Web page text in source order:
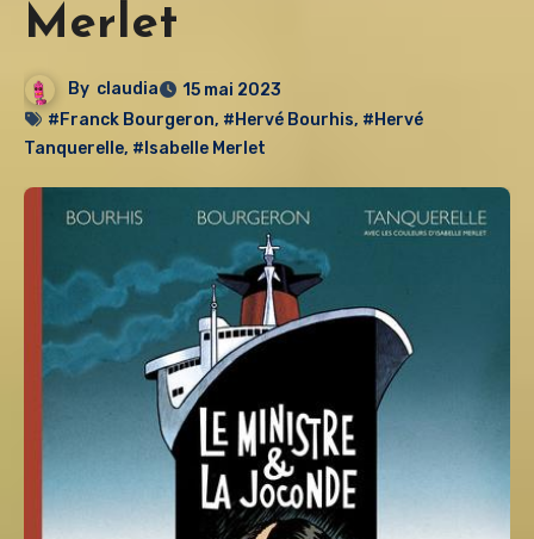
Merlet
By claudia
15 mai 2023
#Franck Bourgeron, #Hervé Bourhis, #Hervé
Tanquerelle, #Isabelle Merlet